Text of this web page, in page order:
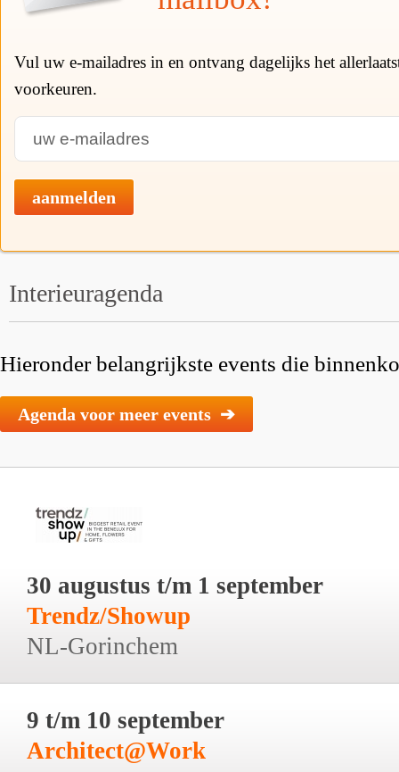
Vul uw e-mailadres in en ontvang dagelijks het
voorkeuren.
aanmelden
Interieuragenda
Hieronder belangrijkste events die
Agenda voor meer events ➔
30 augustus t/m 1 september
Trendz/Showup
NL-Gorinchem
9 t/m 10 september
Architect@Work